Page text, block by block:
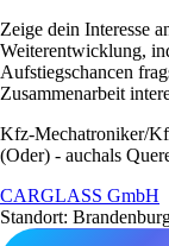
Zeige dein Interesse
Weiterentwicklung,
Aufstiegschancen
Zusammenarbeit
Kfz-Mechatroniker/
(Oder) - auchals
CARGLASS GmbH
Standort: